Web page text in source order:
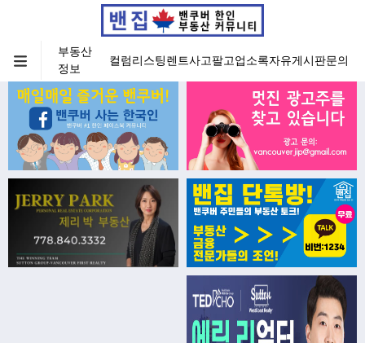
부동산
정보
컬럼리스팅렌트사고팔고업소록자유게시판문의